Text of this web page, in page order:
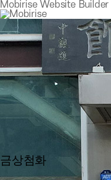
Mobirise Website Builder
금상첨화